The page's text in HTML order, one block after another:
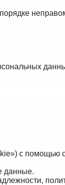
с помощью
данные.